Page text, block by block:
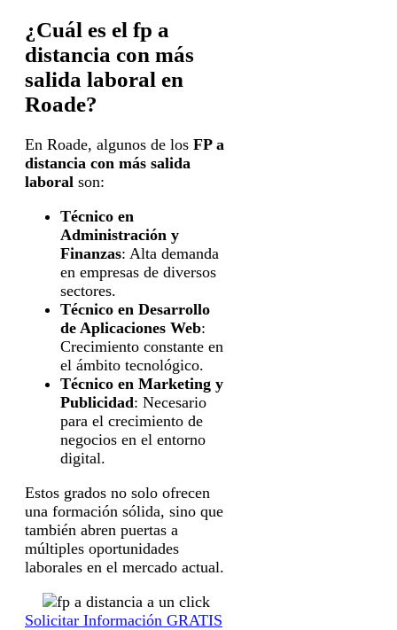
¿Cuál es el fp a
distancia con más
salida laboral en
Roade?
En Roade, algunos de los FP a
distancia con más salida
laboral son:
Técnico en
Administración y
Finanzas: Alta demanda
en empresas de diversos
sectores.
Técnico en Desarrollo
de Aplicaciones Web:
Crecimiento constante en
el ámbito tecnológico.
Técnico en Marketing y
Publicidad: Necesario
para el crecimiento de
negocios en el entorno
digital.
Estos grados no solo ofrecen
una formación sólida, sino que
también abren puertas a
múltiples oportunidades
laborales en el mercado actual.
Solicitar Información GRATIS